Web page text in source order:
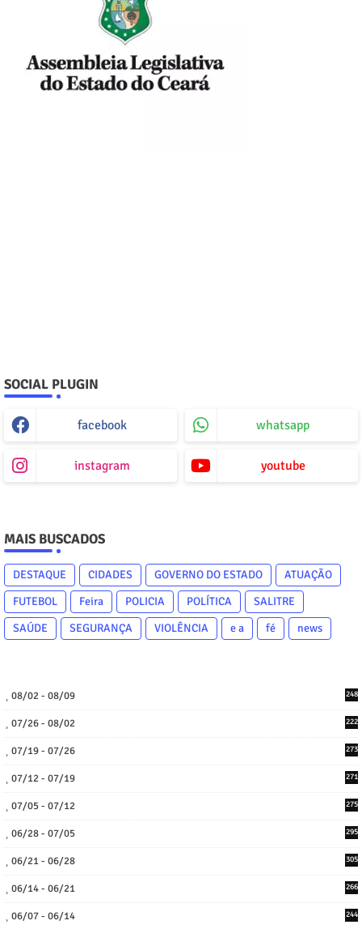
SOCIAL PLUGIN
facebook whatsapp
instagram youtube
MAIS BUSCADOS
DESTAQUE CIDADES GOVERNO DO ESTADO
ATUAÇÃO
FUTEBOL
Feira POLICIA POLÍTICA
SALITRE
SAÚDE
SEGURANÇA VIOLÊNCIA e a fé news
08/02 - 08/09 248
07/26 - 08/02 222
07/19 - 07/26 273
07/12 - 07/19 271
07/05 - 07/12 275
06/28 - 07/05 295
06/21 - 06/28 305
06/14 - 06/21 266
06/07 - 06/14 244